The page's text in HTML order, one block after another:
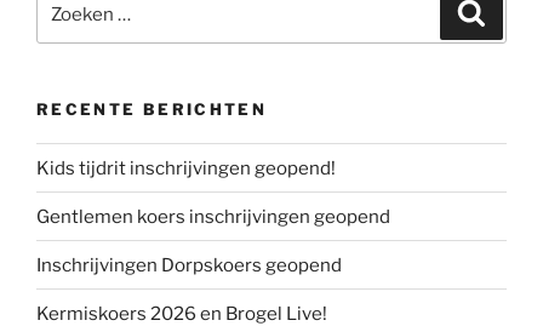
naar:
RECENTE BERICHTEN
Kids tijdrit inschrijvingen geopend!
Gentlemen koers inschrijvingen geopend
Inschrijvingen Dorpskoers geopend
Kermiskoers 2026 en Brogel Live!